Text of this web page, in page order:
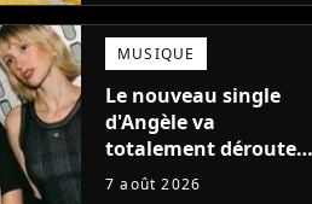
ruiner les revendeurs
MUSIQUE
Le nouveau single
d'Angèle va
totalement dérouter
le public, et c'est une
7 août 2026